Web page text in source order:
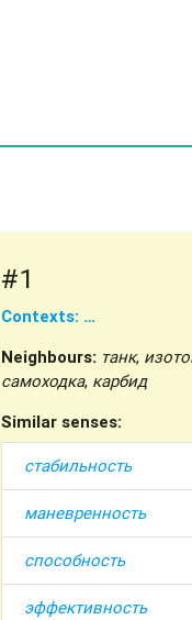
#1
Contexts: …
Neighbours: танк,
самоходка, карбид
Similar senses:
стабильность
маневренность
способность
эффективность